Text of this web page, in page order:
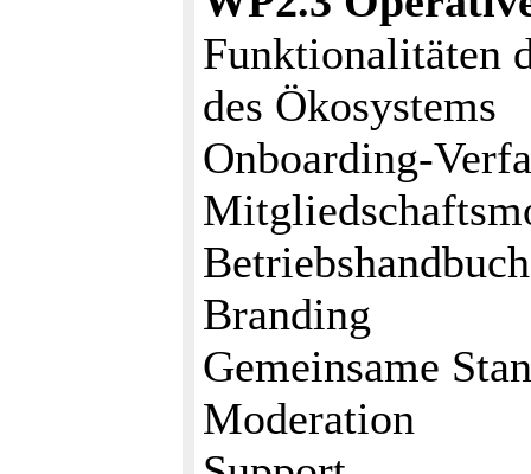
Funktionalitäten
des Ökosystems
Onboarding-
Betriebshandbuch
Branding
Gemeinsame
Moderation